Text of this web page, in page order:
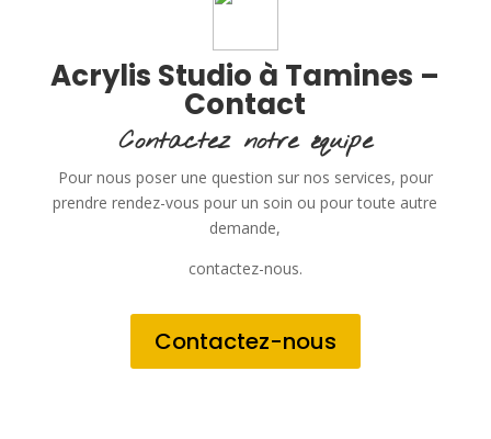
Acrylis Studio à Tamines –
Contact
Contactez notre équipe
Pour nous poser une question sur nos services, pour
prendre rendez-vous pour un soin ou pour toute autre
demande,
contactez-nous.
Contactez-nous